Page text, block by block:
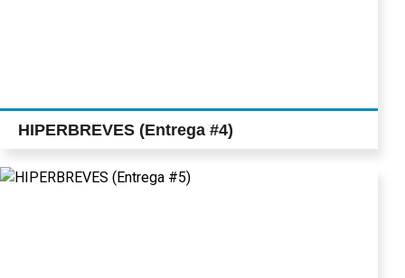
HIPERBREVES (Entrega #4)